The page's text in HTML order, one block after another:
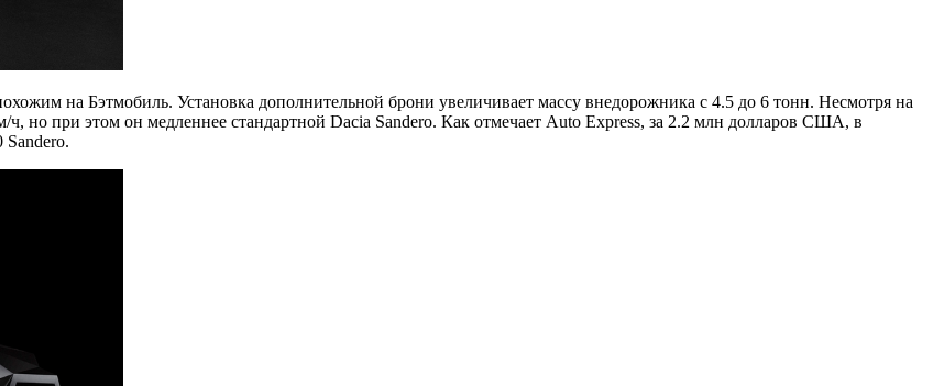
на Бэтмобиль. Установка дополнительной брони увеличивает массу внедорожника с 4.5 до 6 тонн. Несмотря на
но при этом он медленнее стандартной Dacia Sandero. Как отмечает Auto Express, за 2.2 млн долларов США, в